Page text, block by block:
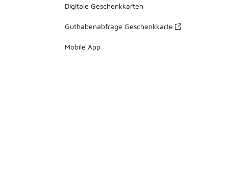
Digitale Geschenkkarten
Guthabenabfrage Geschenkkarte
Mobile App